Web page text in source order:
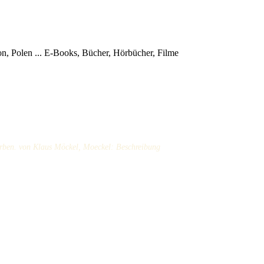
Polen ... E-Books, Bücher, Hörbücher, Filme
von Klaus Möckel, Moeckel: Beschreibung